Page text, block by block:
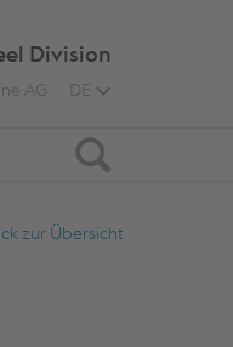
Division
AG DE
Suche
zur Übersicht